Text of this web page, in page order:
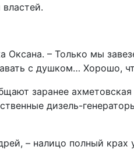
Оксана. – Только мы
с душком… Хорошо,
заранее
дизель-
– налицо полный